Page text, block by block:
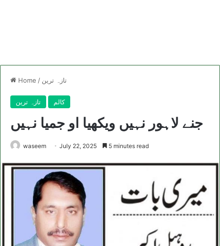
Home / تازہ ترین
تازہ ترین کالم
جنے لاہور نہیں ویکھیا او جمیا نہیں
waseem July 22, 2025 5 minutes read